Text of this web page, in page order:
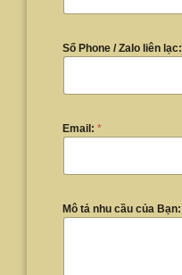
Số Phone / Zalo liên lạc:
Email: *
Mô tả nhu cầu của Bạn: